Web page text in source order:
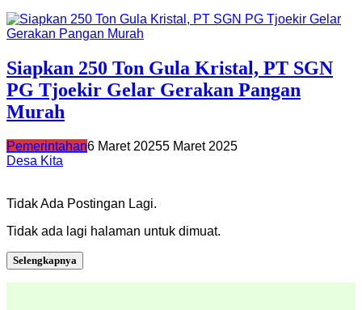
Siapkan 250 Ton Gula Kristal, PT SGN
PG Tjoekir Gelar Gerakan Pangan
Murah
Pemerintahan6 Maret 20255 Maret 2025
Desa Kita
Tidak Ada Postingan Lagi.
Tidak ada lagi halaman untuk dimuat.
Selengkapnya